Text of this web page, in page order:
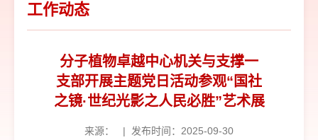
工作动态
分子植物卓越中心机关与支撑一
支部开展主题党日活动参观“国社
之镜·世纪光影之人民必胜”艺术展
来源： | 发布时间：2025-09-30